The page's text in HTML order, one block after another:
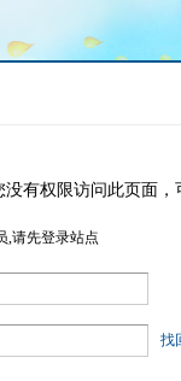
没有权限访问此页面
,请先登录站点
找